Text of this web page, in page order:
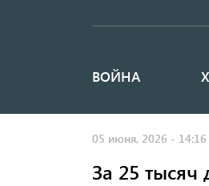
Основная
ВОЙНА
05 июня, 2026 - 14:16
За 25 тысяч